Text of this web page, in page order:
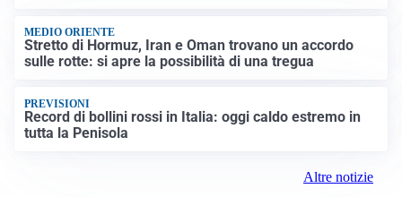
MEDIO ORIENTE
Stretto di Hormuz, Iran e Oman trovano un accordo
sulle rotte: si apre la possibilità di una tregua
PREVISIONI
Record di bollini rossi in Italia: oggi caldo estremo in
tutta la Penisola
Altre notizie